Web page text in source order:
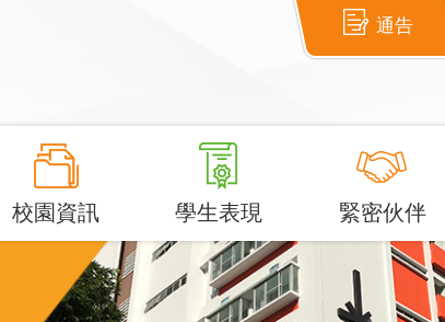
通告
校園資訊 學生表現 緊密伙伴